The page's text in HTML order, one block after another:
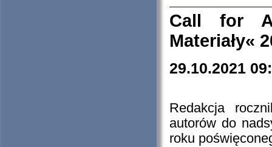
Call for
Materiały«
29.10.2021
Redakcja
autorów do
roku